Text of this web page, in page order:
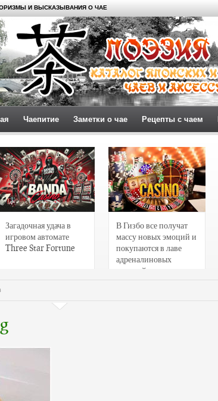
И ВЫСКАЗЫВАНИЯ О ЧАЕ
Чаепитие Заметки о чае Рецепты с чаем
Загадочная удача в
игровом автомате
Three Star Fortune
В Гизбо все получат
массу новых эмоций и
покупаются в лаве
адреналиновых
страстей